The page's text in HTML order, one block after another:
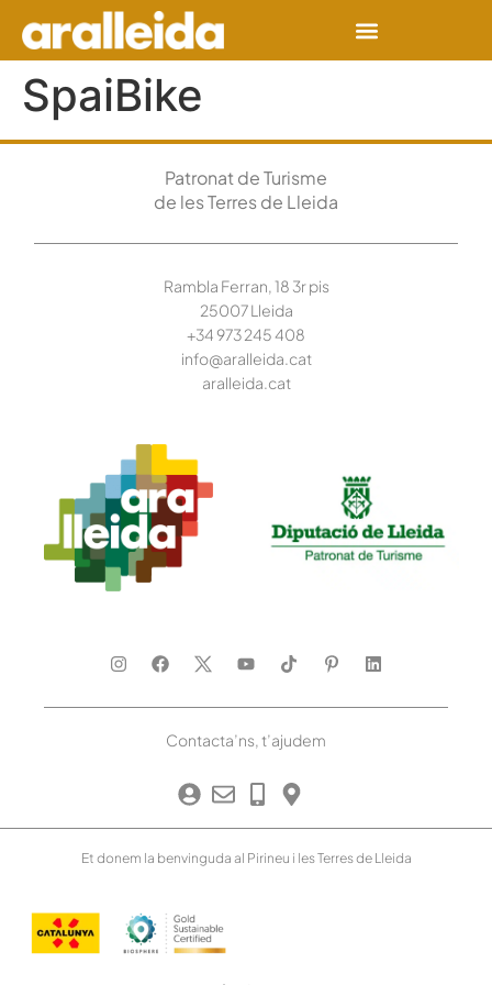
SpaiBike
Patronat de Turisme
de les Terres de Lleida
Rambla Ferran, 18 3r pis
25007 Lleida
+34 973 245408
info@aralleida.cat
aralleida.cat
Contacta’ns, t’ajudem
Et donem la benvinguda al Pirineu i les Terres de Lleida